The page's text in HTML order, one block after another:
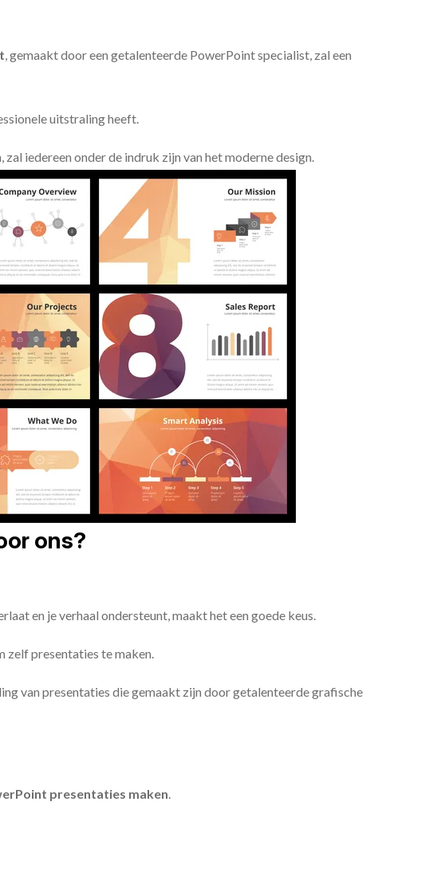
, gemaakt door een getalenteerde PowerPoint specialist, zal een
uitstraling heeft.
zal iedereen onder de indruk zijn van het moderne design.
ons?
en je verhaal ondersteunt, maakt het een goede keus.
zelf presentaties te maken.
van presentaties die gemaakt zijn door getalenteerde grafische
presentaties maken.